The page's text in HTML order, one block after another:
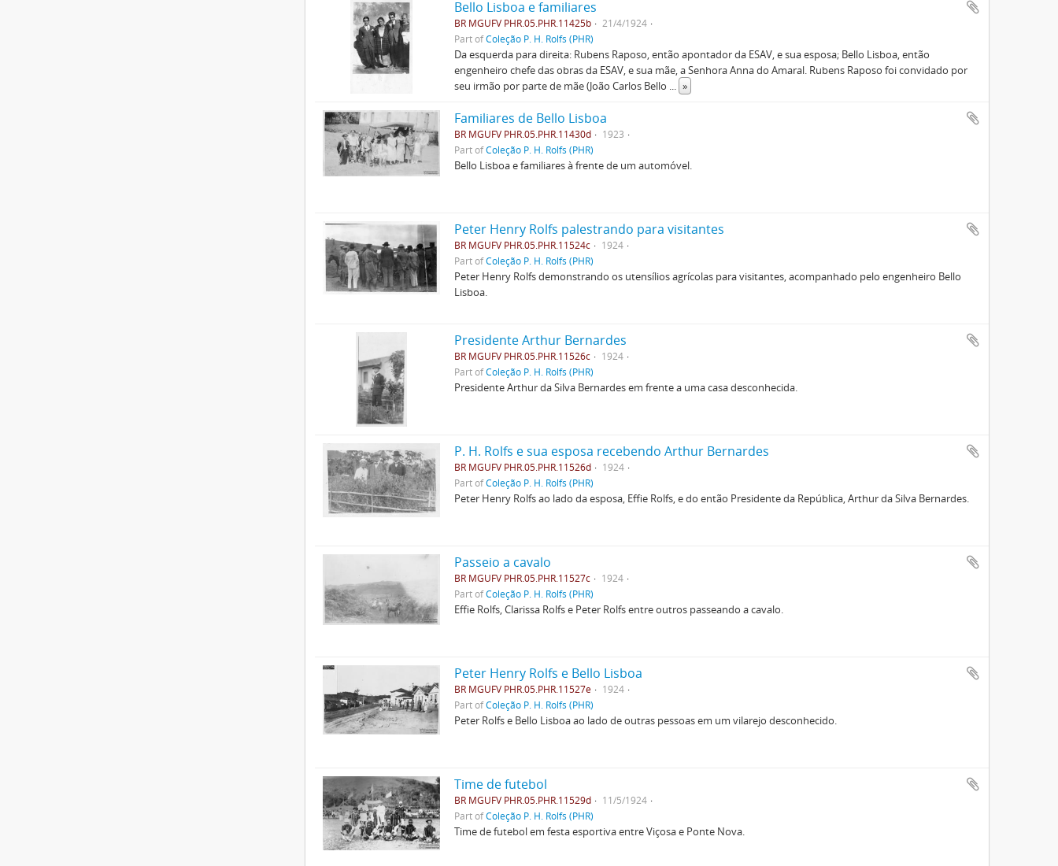
Bello Lisboa e familiares
BR MGUFV PHR.05.PHR.11425b
21/4/1924
Part ofColeção P. H. Rolfs (PHR)
Da esquerda para direita: Rubens Raposo, então apontador da ESAV, e sua esposa; Bello Lisboa, então
engenheiro chefe das obras da ESAV, e sua mãe, a Senhora Anna do Amaral. Rubens Raposo foi convidado por
seu irmão por parte de mãe (João Carlos Bello
»
Familiares de Bello Lisboa
BR MGUFV PHR.05.PHR.11430d
1923
Part ofColeção P. H. Rolfs (PHR)
Bello Lisboa e familiares à frente de um automóvel.
Peter Henry Rolfs palestrando para visitantes
BR MGUFV PHR.05.PHR.11524c
1924
Part ofColeção P. H. Rolfs (PHR)
Peter Henry Rolfs demonstrando os utensílios agrícolas para visitantes, acompanhado pelo engenheiro Bello
Lisboa.
Presidente Arthur Bernardes
BR MGUFV PHR.05.PHR.11526c
1924
Part ofColeção P. H. Rolfs (PHR)
Presidente Arthur da Silva Bernardes em frente a uma casa desconhecida.
P. H. Rolfs e sua esposa recebendo Arthur Bernardes
BR MGUFV PHR.05.PHR.11526d
1924
Part ofColeção P. H. Rolfs (PHR)
Peter Henry Rolfs ao lado da esposa, Effie Rolfs, e do então Presidente da República, Arthur da Silva Bernardes.
Passeio a cavalo
BR MGUFV PHR.05.PHR.11527c
1924
Part ofColeção P. H. Rolfs (PHR)
Effie Rolfs, Clarissa Rolfs e Peter Rolfs entre outros passeando a cavalo.
Peter Henry Rolfs e Bello Lisboa
BR MGUFV PHR.05.PHR.11527e
1924
Part ofColeção P. H. Rolfs (PHR)
Peter Rolfs e Bello Lisboa ao lado de outras pessoas em um vilarejo desconhecido.
Time de futebol
BR MGUFV PHR.05.PHR.11529d
11/5/1924
Part ofColeção P. H. Rolfs (PHR)
Time de futebol em festa esportiva entre Viçosa e Ponte Nova.